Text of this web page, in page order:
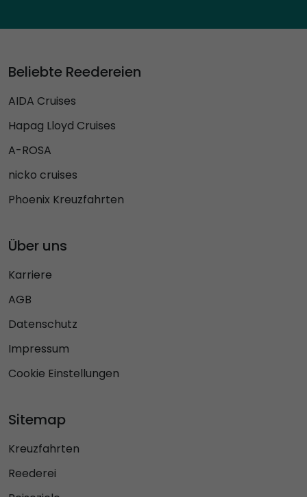
Beliebte Reedereien
AIDA Cruises
Hapag Lloyd Cruises
A-ROSA
nicko cruises
Phoenix Kreuzfahrten
Über uns
Karriere
AGB
Datenschutz
Impressum
Cookie Einstellungen
Sitemap
Kreuzfahrten
Reederei